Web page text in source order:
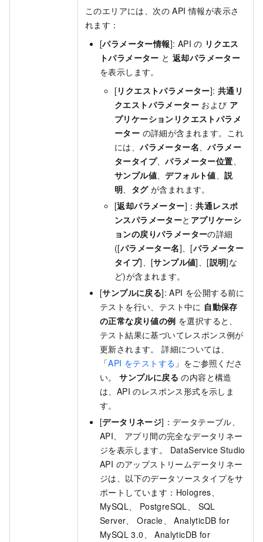
このエリアには、次の API 情報が表示さ
れます：
[パラメーター情報]: API の リクエス
トパラメーター と返却パラメーター
を表示します。
[リクエストパラメーター]:共通リ
クエストパラメーター および ア
プリケーションリクエストパラメ
ーター の詳細が含まれます。これ
には、パラメーター名、パラメー
タータイプ、パラメーター位置、
サンプル値、デフォルト値、説
明、 タグが含まれます。
[返却パラメーター]：共通レスポ
ンスパラメーターと アプリケーシ
ョンの戻りパラメーターの詳細
([パラメーター名]、[パラメーター
タイプ]、[サンプル値]、[説明]な
ど)が含まれます。
[サンプルに戻る]: API を公開する前に
テストを行い、テスト中に 自動保存
の正常な戻り値の例 を選択すると、
テスト結果に基づいてレスポンス例が
更新されます。 詳細については、
「API をテストする 」をご参照くださ
い。サンプルに戻る の内容と構造
は、API のレスポンス形式を示しま
す。
[データリネージ]：データテーブル、
API、 アプリ間の完全なデータリネー
ジを表示します。 DataService Studio
API のアップストリームデータリネー
ジは、以下のデータソースタイプをサ
ポートしています：Hologres、
MySQL、 PostgreSQL、 SQL
Server、 Oracle、 AnalyticDB for
MySQL 3.0、 AnalyticDB for